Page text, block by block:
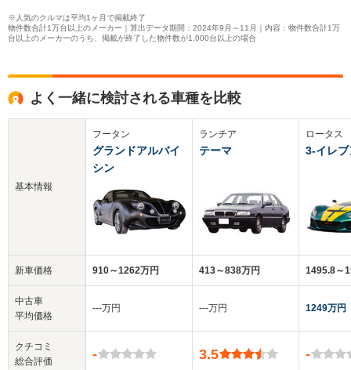
※人気のクルマは平均1ヶ月で掲載終了
物件数合計1万台以上のメーカー｜算出データ期間：2024年9月～11月｜内容：物件数合計1万
台以上のメーカーのうち、掲載が終了した物件数が1,000台以上の場合
よく一緒に検討される車種を比較
基本情報
新車価格
中古車
平均価格
クチコミ
総合評価
フータン
グランドアルバイ
シン
910～1262万円
‐‐‐万円
-
ランチア
テーマ
413～838万円
‐‐‐万円
3.5
ロータス
3-イレブ
1495.8～
1249万円
-